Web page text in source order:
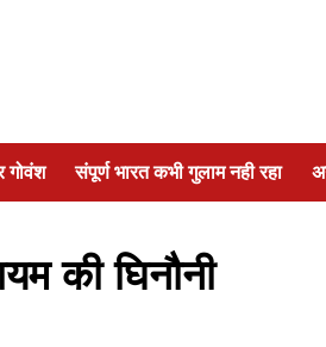
गोवंश संपूर्ण भारत कभी गुलाम नही रहा
की घिनौनी